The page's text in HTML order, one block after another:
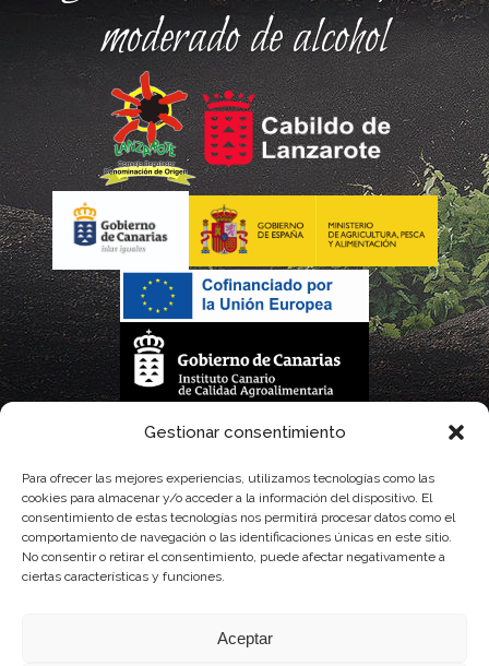
Gestionar consentimiento
Para ofrecer las mejores experiencias, utilizamos tecnologías como las
cookies para almacenar y/o acceder a la información del dispositivo. El
consentimiento de estas tecnologías nos permitirá procesar datos como el
comportamiento de navegación o las identificaciones únicas en este sitio.
No consentir o retirar el consentimiento, puede afectar negativamente a
ciertas características y funciones.
Aceptar
moderado de alcohol
La gestión de la DOP Lanzarote realizada por este Consejo Regulador es financiada,
con fondos provenientes del presupuesto de gastos del Instituto Canario de
Calidad Agroalimentaria